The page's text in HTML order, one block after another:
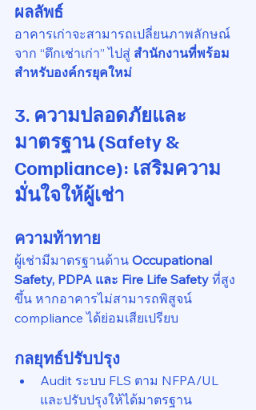
ผลลัพธ์
อาคารเก่าจะสามารถเปลี่ยนภาพลักษณ์
จาก “ตึกเช่าเก่า” ไปสู่ สำนักงานที่พร้อม
สำหรับองค์กรยุคใหม่
3. ความปลอดภัยและ
มาตรฐาน (Safety &
Compliance): เสริมความ
มั่นใจให้ผู้เช่า
ความท้าทาย
ผู้เช่ามีมาตรฐานด้าน Occupational
Safety, PDPA และ Fire Life Safety ที่สูง
ขึ้น หากอาคารไม่สามารถพิสูจน์
compliance ได้ย่อมเสียเปรียบ
กลยุทธ์ปรับปรุง
Audit ระบบ FLS ตาม NFPA/UL
และปรับปรุงให้ได้มาตรฐาน